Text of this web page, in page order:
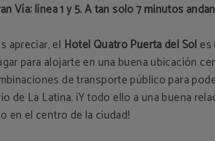
Vía: línea 1 y 5. A tan solo 7 minutos
apreciar, el Hotel Quatro Puerta del Soles
para alojarte en una buena ubicación
de transporte público para
de La Latina. ¡Y todo ello a una buena
en el centro de la ciudad!